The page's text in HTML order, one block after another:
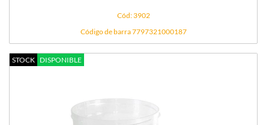
Cód: 3902
Código de barra 7797321000187
STOCK DISPONIBLE